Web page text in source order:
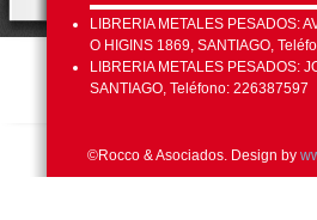
LIBRERIA METALES PESADOS:
O HIGINS 1869, SANTIAGO,
LIBRERIA METALES PESADOS:
SANTIAGO, Teléfono: 226387597
©Rocco & Asociados. Design by